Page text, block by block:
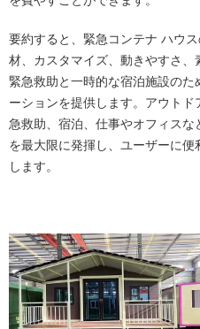
要約すると、緊急コンテナ ハウ
材、カスタマイズ、動きやすさ、
緊急救助と一時的な宿泊施設のた
ーションを提供します。アウト
急救助、宿泊、仕事やオフィス
を最大限に発揮し、ユーザーに
します。